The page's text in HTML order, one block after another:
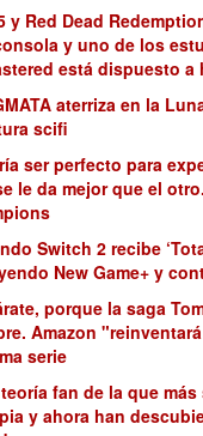
y Red Dead
y uno de los
está dispuesto a
aterriza en la
scifi
ser perfecto para
le da mejor que el
Switch 2 recibe
New Game+ y
porque la saga
Amazon
serie
fan de la que
y ahora han